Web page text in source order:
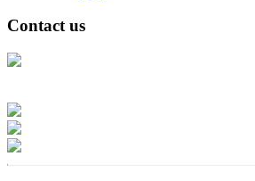
Contact us